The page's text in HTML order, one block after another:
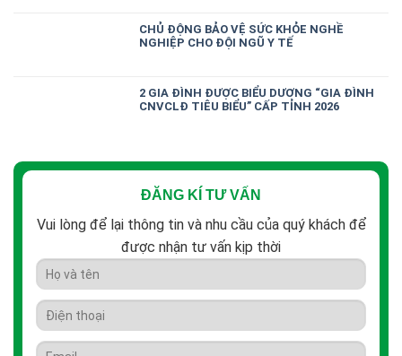
CHỦ ĐỘNG BẢO VỆ SỨC KHỎE NGHỀ
NGHIỆP CHO ĐỘI NGŨ Y TẾ
2 GIA ĐÌNH ĐƯỢC BIỂU DƯƠNG “GIA ĐÌNH
CNVCLĐ TIÊU BIỂU” CẤP TỈNH 2026
ĐĂNG KÍ TƯ VẤN
Vui lòng để lại thông tin và nhu cầu của quý khách để
được nhận tư vấn kịp thời